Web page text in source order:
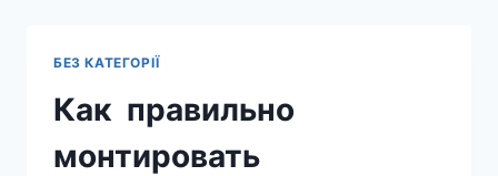
БЕЗ КАТЕГОРІЇ
Как правильно
монтировать